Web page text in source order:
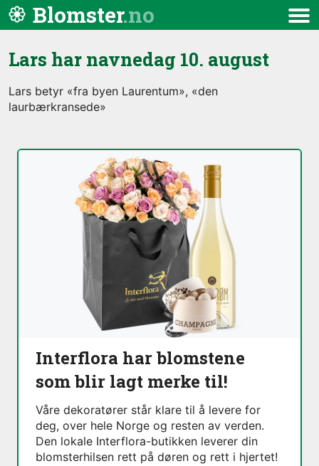
Hopp til innhold
Blomster
Meny
Lars har navnedag 10. august
Lars betyr «fra byen Laurentum», «den
laurbærkransede»
Interflora har blomstene
som blir lagt merke til!
Våre dekoratører står klare til å levere for
deg, over hele Norge og resten av verden.
Den lokale Interflora-butikken leverer din
blomsterhilsen rett på døren og rett i hjertet!